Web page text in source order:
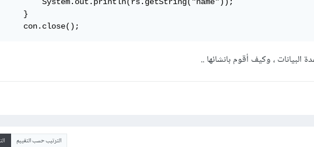
}
con.close();
البيانات ، وكيف أقوم بانشائها ..
الترتيب حسب التقييم